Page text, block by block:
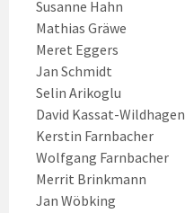
Susanne Hahn
Mathias Gräwe
Meret Eggers
Jan Schmidt
Selin Arikoglu
David Kassat-Wildhagen
Kerstin Farnbacher
Wolfgang Farnbacher
Merrit Brinkmann
Jan Wöbking